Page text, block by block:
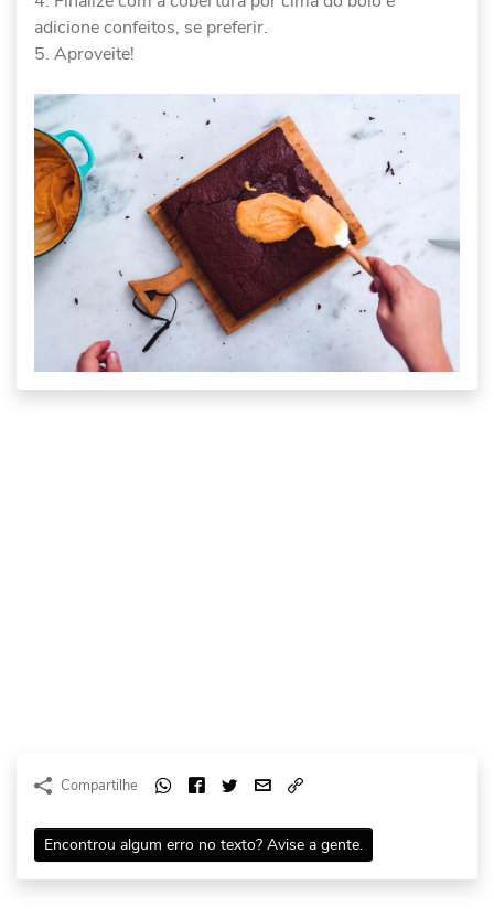
adicione confeitos, se preferir.
Aproveite!
Compartilhe
Encontrou algum erro no texto? Avise a gente.